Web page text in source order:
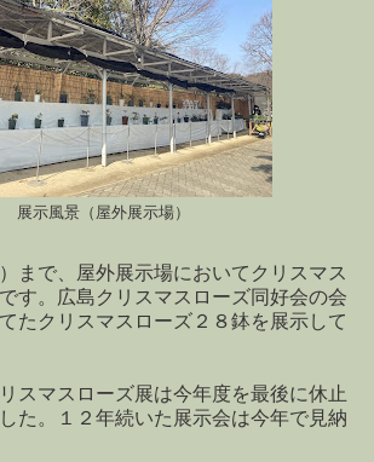
展示風景（屋外展示場）
まで、屋外展示場においてクリスマス
す。広島クリスマスローズ同好会の会
たクリスマスローズ２８鉢を展示して
スマスローズ展は今年度を最後に休止
た。１２年続いた展示会は今年で見納